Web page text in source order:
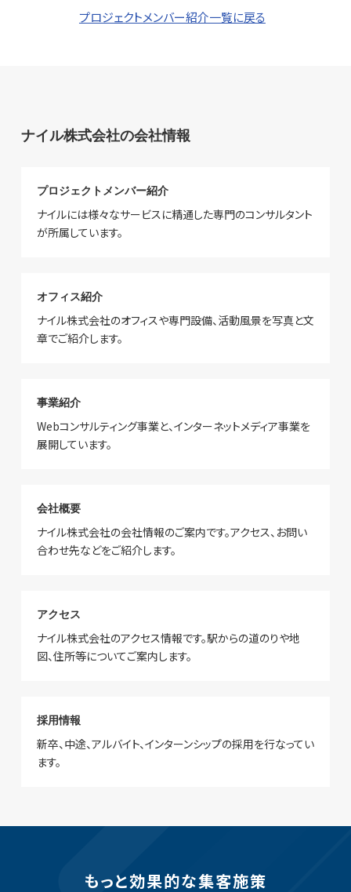
プロジェクトメンバー紹介一覧に戻る
ナイル株式会社の会社情報
プロジェクトメンバー紹介
ナイルには様々なサービスに精通した専門のコンサルタント
が所属しています。
オフィス紹介
ナイル株式会社のオフィスや専門設備、活動風景を写真と文
章でご紹介します。
事業紹介
Webコンサルティング事業と、インターネットメディア事業を
展開しています。
会社概要
ナイル株式会社の会社情報のご案内です。アクセス、お問い
合わせ先などをご紹介します。
アクセス
ナイル株式会社のアクセス情報です。駅からの道のりや地
図、住所等についてご案内します。
採用情報
新卒、中途、アルバイト、インターンシップの採用を行なってい
ます。
もっと効果的な集客施策